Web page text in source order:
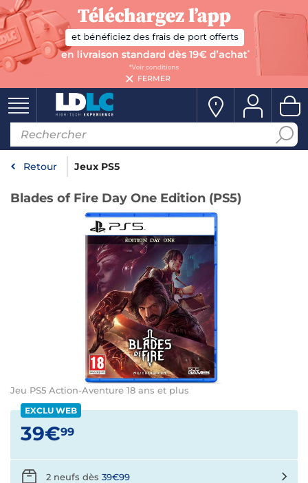
FERMER
Retour Jeux PS5
Blades of Fire Day One Edition (PS5)
Jeu PS5 Action-Aventure 18 ans et plus
EXCLU WEB
39€99
2 neufs dès 39€99